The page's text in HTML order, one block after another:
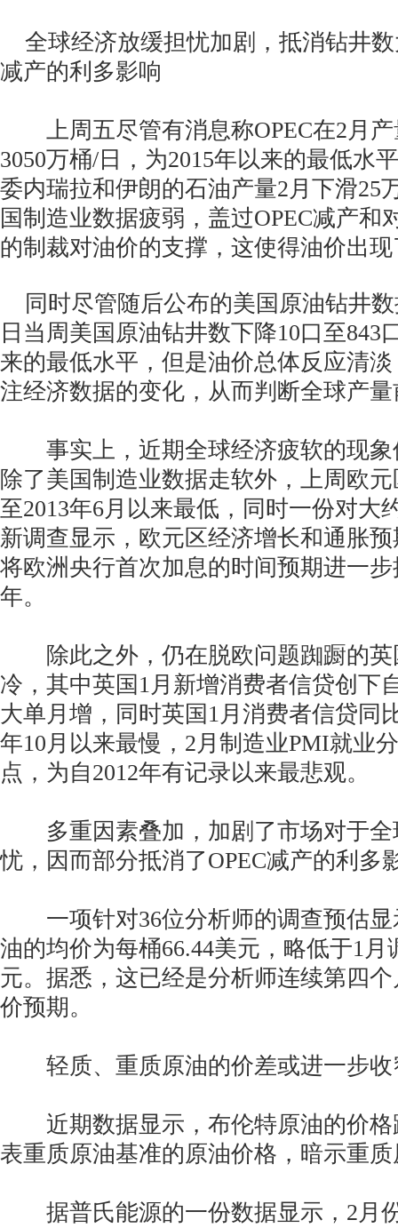
全球经济放缓担忧加剧，抵消钻井数
减产的利多影响
上周五尽管有消息称OPEC在2月产
3050万桶/日，为2015年以来的最低水
委内瑞拉和伊朗的石油产量2月下滑25
国制造业数据疲弱，盖过OPEC减产和
的制裁对油价的支撑，这使得油价出
同时尽管随后公布的美国原油钻井数
日当周美国原油钻井数下降10口至843
来的最低水平，但是油价总体反应清
注经济数据的变化，从而判断全球产
事实上，近期全球经济疲软的现象
除了美国制造业数据走软外，上周欧
至2013年6月以来最低，同时一份对大
新调查显示，欧元区经济增长和通胀
将欧洲央行首次加息的时间预期进一
年。
除此之外，仍在脱欧问题踟蹰的英
冷，其中英国1月新增消费者信贷创下
大单月增，同时英国1月消费者信贷同
年10月以来最慢，2月制造业PMI就业
点，为自2012年有记录以来最悲观。
多重因素叠加，加剧了市场对于全
忧，因而部分抵消了OPEC减产的利多
一项针对36位分析师的调查预估显
油的均价为每桶66.44美元，略低于1月
元。据悉，这已经是分析师连续第四
价预期。
轻质、重质原油的价差或进一步收
近期数据显示，布伦特原油的价格
表重质原油基准的原油价格，暗示重
据普氏能源的一份数据显示，2月